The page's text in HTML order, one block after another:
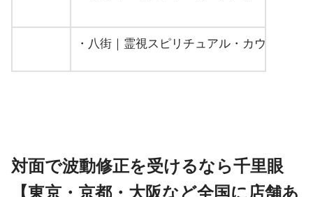
・八街｜霊視スピリチュアル・カウンセラ
・港区六本木｜占いの館 マリアマリソル
対面で波動修正を受けるなら千里眼
【東京・京都・大阪など全国に店舗あ